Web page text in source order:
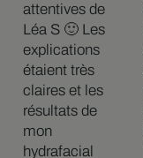
attentives de
Léa S 🙂 Les
explications
étaient très
claires et les
résultats de
mon
hydrafacial